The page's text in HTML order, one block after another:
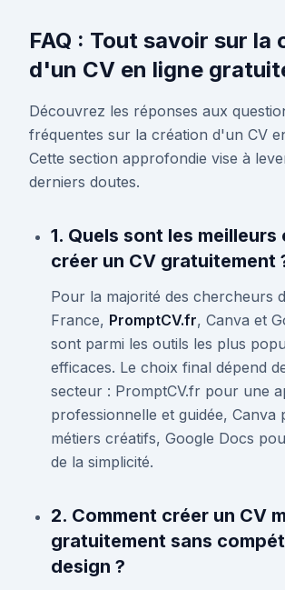
FAQ : Tout savoir sur la
d'un CV en ligne
Découvrez les réponses aux
fréquentes sur la création d'un CV
Cette section approfondie vise à
derniers doutes.
1. Quels sont les
créer un CV gratuitement
Pour la majorité des chercheurs
France, PromptCV.fr, Canva et
sont parmi les outils les plus
efficaces. Le choix final dépend
secteur : PromptCV.fr pour une
professionnelle et guidée, Canva
métiers créatifs, Google Docs
de la simplicité.
2. Comment créer un CV
gratuitement sans
design ?